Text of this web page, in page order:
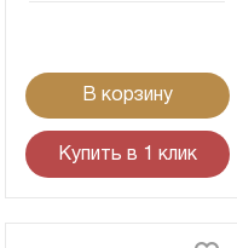
В корзину
Купить в 1 клик